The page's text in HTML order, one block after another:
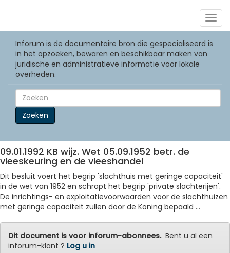
Inforum is de documentaire bron die gespecialiseerd is
in het opzoeken, bewaren en beschikbaar maken van
juridische en administratieve informatie voor lokale
overheden.
Zoeken
09.01.1992 KB wijz. Wet 05.09.1952 betr. de
vleeskeuring en de vleeshandel
Dit besluit voert het begrip 'slachthuis met geringe capaciteit'
in de wet van 1952 en schrapt het begrip 'private slachterijen'.
De inrichtings- en exploitatievoorwaarden voor de slachthuizen
met geringe capaciteit zullen door de Koning bepaald ...
Dit document is voor inforum-abonnees.Bent u al een
inforum-klant ? Log u in